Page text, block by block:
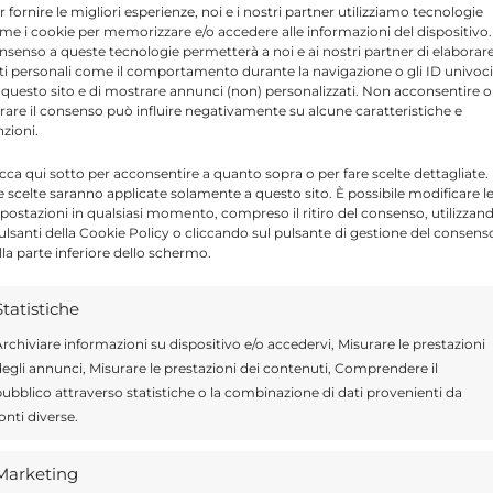
fornire le migliori esperienze, noi e i nostri partner utilizziamo tecnologie
i cookie per memorizzare e/o accedere alle informazioni del
a queste tecnologie permetterà a noi e ai nostri partner di
personali come il comportamento durante la navigazione o gli ID univoci
sito e di mostrare annunci (non) personalizzati. Non acconsentire o
il consenso può influire negativamente su alcune caratteristiche e
qui sotto per acconsentire a quanto sopra o per fare scelte dettagliate.
scelte saranno applicate solamente a questo sito. È possibile modificare le
in qualsiasi momento, compreso il ritiro del consenso,
della Cookie Policy o cliccando sul pulsante di gestione del
parte inferiore dello schermo.
informazioni su dispositivo e/o accedervi, Misurare le prestazioni
annunci, Misurare le prestazioni dei contenuti, Comprendere il
attraverso statistiche o la combinazione di dati provenienti da
diverse.
i Carabinieri per gli adempimenti di
Send
CRONACA
CROCE CAMERINA